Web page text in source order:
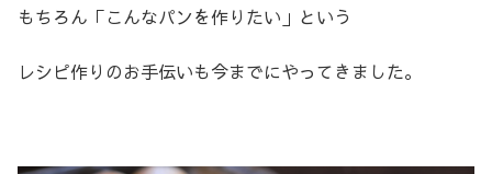
もちろん「こんなパンを作りたい」という
レシピ作りのお手伝いも今までにやってきました。